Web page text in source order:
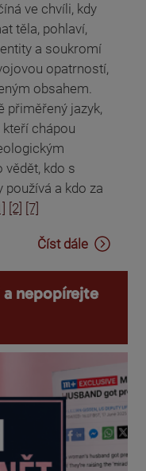
ve chvíli, kdy
těla, pohlaví,
a soukromí
opatrností,
obsahem.
přiměřený jazyk,
chápou
vědět, kdo s
používá a kdo za
[2] [7]
Číst dále
nepopírejte